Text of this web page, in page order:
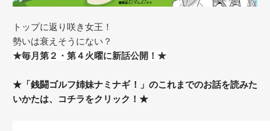
トップに返り咲き女王！
勢いは衰えそうにない？
★毎月第２・第４火曜に新話公開！★
★「銭闘ゴルフ姉妹ナミナギ！」のこれまでのお話を読みた
いかたは、コチラをクリック！★